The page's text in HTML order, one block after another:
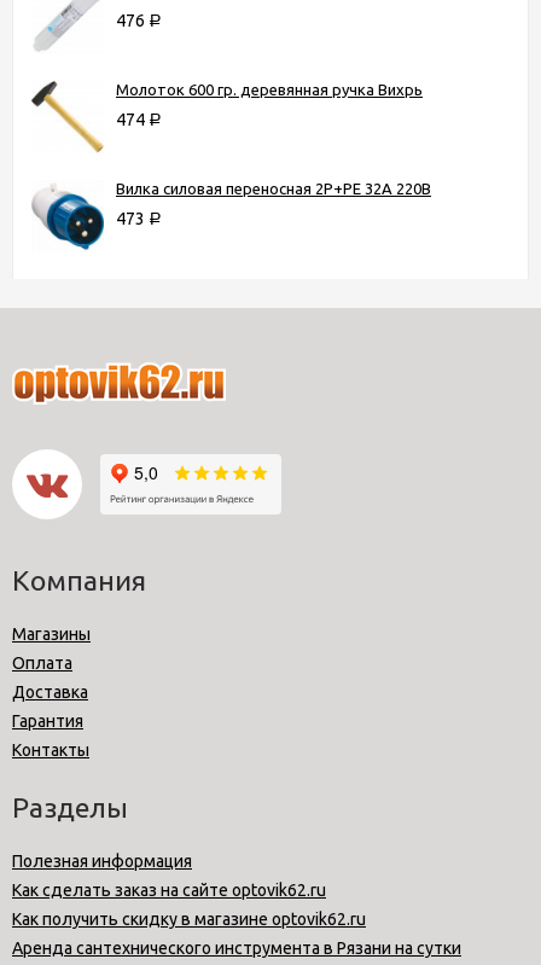
476 Р
Молоток 600 гр. деревянная ручка Вихрь
474 Р
Вилка силовая переносная 2P+PE 32A 220B
473 Р
Компания
Магазины
Оплата
Доставка
Гарантия
Контакты
Разделы
Полезная информация
Как сделать заказ на сайте optovik62.ru
Как получить скидку в магазине optovik62.ru
Аренда сантехнического инструмента в Рязани на сутки